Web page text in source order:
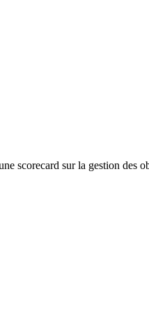
scorecard sur la gestion des